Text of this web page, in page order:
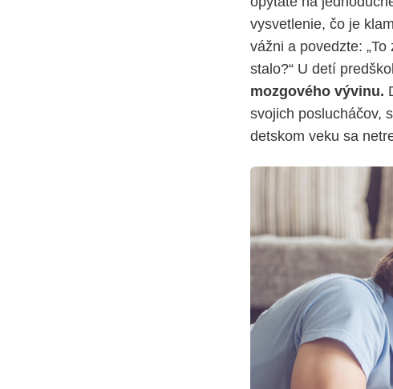
vysvetlenie, čo je
vážni a povedzte:
stalo?“ U detí
mozgového vývinu.
svojich poslucháčov,
detskom veku sa